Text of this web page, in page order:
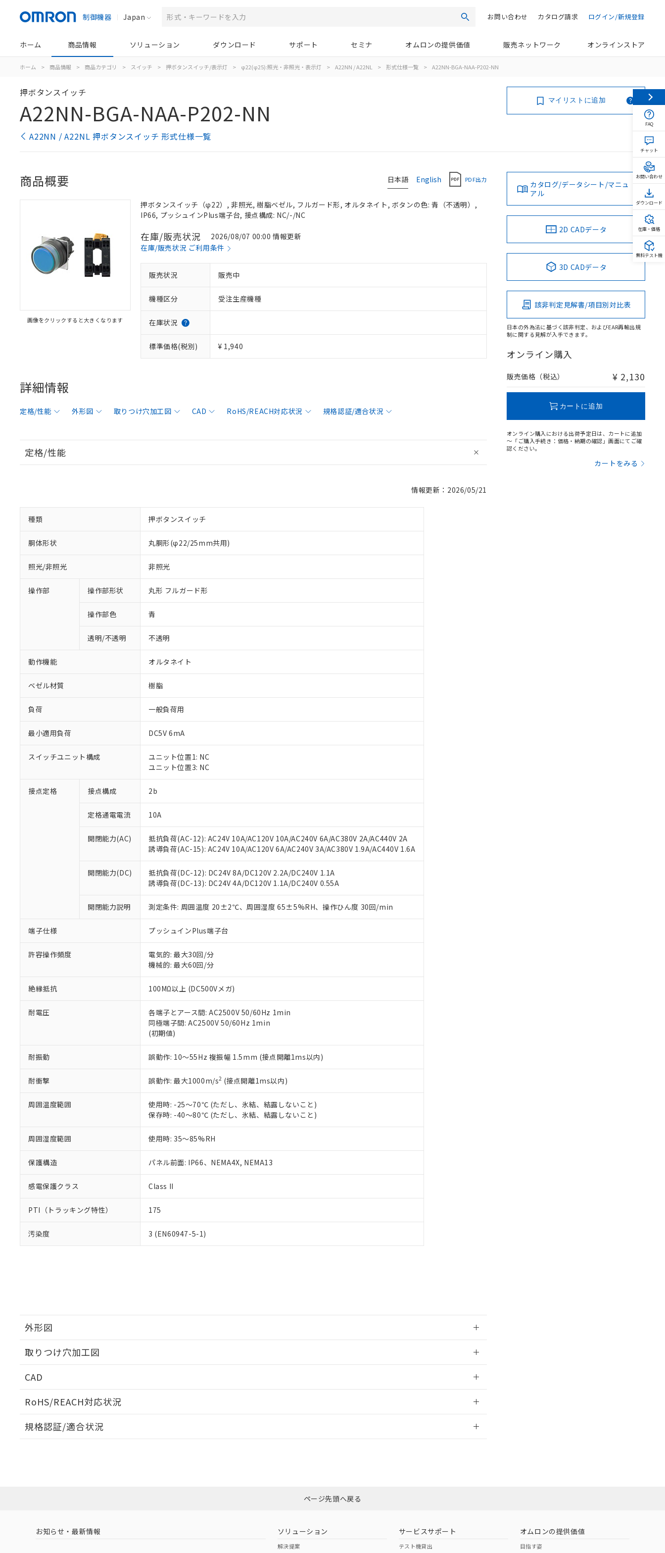
制御機器 Japan 検索 ログイン/新規登録
カタログ請求
お問い合わせ
ホーム 商品情報 ソリューション ダウンロード サポート セミナ オムロンの提供価値 販売ネットワーク オンラインストア
ホーム > 商品情報 > 商品カテゴリ > スイッチ > 押ボタンスイッチ/表示灯 > φ22(φ25):照光・非照光・表示灯 > A22NN / A22NL > 形式仕様一覧 > A22NN-BGA-NAA-P202-NN
押ボタンスイッチ
A22NN-BGA-NAA-P202-NN
A22NN / A22NL 押ボタンスイッチ 形式仕様一覧
マイリストに追加
日本語 English PDF出力
商品概要
画像をクリックすると大きくなります
押ボタンスイッチ（φ22）, 非照光, 樹脂ベゼル, フルガード形, オルタネイト, ボタンの色: 青（不透明）,
IP66, プッシュインPlus端子台, 接点構成: NC/-/NC
在庫/販売状況
2026/08/07 00:00 情報更新
在庫/販売状況 ご利用条件
販売状況 販売中
機種区分 受注生産機種
在庫状況
標準価格(税別) ¥ 1,940
詳細情報
定格/性能 外形図 取りつけ穴加工図 CAD RoHS/REACH対応状況 規格認証/適合状況
定格/性能
情報更新：2026/05/21
種類 押ボタンスイッチ
胴体形状 丸胴形(φ22/25mm共用)
照光/非照光 非照光
操作部 操作部形状 丸形 フルガード形
操作部色 青
透明/不透明 不透明
動作機能 オルタネイト
ベゼル材質 樹脂
負荷 一般負荷用
最小適用負荷 DC5V 6mA
スイッチユニット構成
ユニット位置1: NC
ユニット位置3: NC
接点定格 接点構成 2b
定格通電電流 10A
開閉能力(AC)
抵抗負荷(AC-12): AC24V 10A/AC120V 10A/AC240V 6A/AC380V 2A/AC440V 2A
誘導負荷(AC-15): AC24V 10A/AC120V 6A/AC240V 3A/AC380V 1.9A/AC440V 1.6A
開閉能力(DC)
抵抗負荷(DC-12): DC24V 8A/DC120V 2.2A/DC240V 1.1A
誘導負荷(DC-13): DC24V 4A/DC120V 1.1A/DC240V 0.55A
開閉能力説明 測定条件: 周囲温度 20±2℃、周囲湿度 65±5%RH、操作ひん度 30回/min
端子仕様 プッシュインPlus端子台
許容操作頻度
電気的: 最大30回/分
機械的: 最大60回/分
絶縁抵抗 100MΩ以上 (DC500Vメガ)
耐電圧
各端子とアース間: AC2500V 50/60Hz 1min
同極端子間: AC2500V 50/60Hz 1min
(初期値)
耐振動 誤動作: 10～55Hz 複振幅 1.5mm (接点開離1ms以内)
耐衝撃 誤動作: 最大1000m/s2 (接点開離1ms以内)
周囲温度範囲
使用時: -25～70℃ (ただし、氷結、結露しないこと)
保存時: -40～80℃ (ただし、氷結、結露しないこと)
周囲湿度範囲 使用時: 35～85%RH
保護構造 パネル前面: IP66、NEMA4X, NEMA13
感電保護クラス Class II
PTI（トラッキング特性） 175
汚染度 3 (EN60947-5-1)
外形図
取りつけ穴加工図
CAD
RoHS/REACH対応状況
EU RoHS 注意事項・凡例
ダウンロードはこちら
中国 RoHS 注意事項・凡例
規格認証/適合状況
カタログ/データシート/マニュ
アル
2D CADデータ
3D CADデータ
該非判定見解書/項目別対比表
日本の外為法に基づく該非判定、およびEAR再輸出規
制に関する見解が入手できます。
オンライン購入
販売価格（税込） ¥ 2,130
カートに追加
オンライン購入における出荷予定日は、カートに追加
～「ご購入手続き：価格・納期の確認」画面にてご確
認ください。
カートをみる
本サービスは、当社制御機器事業取扱商品の当社在庫状況および標準価格(税抜)を提供させていただ
くものです。
当社制御機器事業取扱商品の中には、本サービスの対象外となる商品もあることをご了承ください。
在庫状況および標準価格照会結果は、記載している更新日時点での社内データに基づき作成されるも
のであり、閲覧された時点での実際の在庫および標準価格とは異なる場合があることをご了承くださ
い。
正式な納期状況および標準価格はお客様のお取引先、またはお客様担当のオムロン制御機器販売店・
在庫状況および標準価格結果を当社の事前の承諾なく第三者に漏洩または開示しないようお願いしま
す。
マイパーツ機能（部品リスト作成サービス）をご利用いただくには、I-Webメンバーズにご登録され
ている必要があります。
お客様が当ウェブサイト上で当社にご登録された部品リストについて、当社および当社の共同利用者
が、当社の製品・サービスに関するお客様との取引・商談に必要な範囲で利用することをご了承くだ
※当社の共同利用者とは、 "個人情報の共同利用に関して"
いる法人を指します。
※1 対応状況
対応済み：EU RoHS指令（10物質）の非含有に対応した製品が提供可能な商品です。
対応予定：EU RoHS指令（10物質）の非含有に対応した製品に切り替える予定のある商品です。
対応予定なし：EU RoHS指令（10物質）の非含有に非対応の商品で、対応品を出す予定はありません。
仕入先様の事情により、非含有部品としていたものが、含有品と判明した場合などやむを得ず変更すること
があります。
*EU RoHS指令（10物質）：
鉛(Pb) 1000ppm以下、 水銀(Hg) 1000ppm以下、 カドミウム(Cd) 100ppm以下、
六価クロム(Cr(Ⅵ)) 1000ppm以下、ポリ臭化ビフェニル類(PBB) 1000ppm以下、ポリ臭化ジフェニルエーテル類(PBDE) 1000ppm以下、
フタル酸ビス(2-エチルヘキシル) (DEHP)(別名：DOP) 1000ppm以下、フタル酸ブチルベンジル（BBP） 1000ppm以下、フタル酸ジブチ
ル（DBP） 1000ppm以下、フタル酸ジイソブチル (DIBP) 1000ppm以下
但し、RoHS指令で産業用監視および制御機器に対する適用除外項目は除く。
フタル酸エステル類の４物質については閾値を超える意図的な使用がないことを確認しています。
部品在庫の切り替え状況などにより、予定月が前後することがあります。
※3 非含有証明書ダウンロード
下記の非含有証明書をダウンロードすることができます。
EU RoHS指令（10物質）の非含有証明書
51物質の非含有証明書（当社基準）
※本証明書は発行日時点で非含有を証明するもので、過去に遡って非含有を証明するものではありません。
混在することから備考欄に対応日を記載しておりました。
既に当社にて対応品への在庫切替を完了していることから、特段のことがない限り、2022年1月12日よ
り割愛しております。
※1 中国RoHS○×表
「○」：最大均質材料含有率が中国RoHSの基準値以下であることを示します。
「×」：最大均質材料含有率が中国RoHSの基準値を超えていることを示します。
「－」：未確認です。当社販売部門へお問い合わせください。
*中国RoHS10物質の基準値 (GB/T26572)：
Pb(鉛) :1000ppm、 Hg(水銀) : 1000ppm、 Cd(カドミウム) : 100ppm、
Cr(Ⅵ)(六価クロム) : 1000ppm、 PBBs(ポリ臭化ビフェニル類) : 1000ppm、 PBDEs(ポリ臭化ジフェニルエーテル類) : 1000ppm、
※2 環境保護使用期限
「10」：通常の使用状況下において有害物質が外部に漏えいし、環境に深刻な影響を及ぼさない年数を意
味します。
「－」：未確認です。当社販売部門へお問い合わせください。
当社は、これら貴社製品のうち、外国為替および外国貿易法に定める商品（以下｢規制貨物等」とい
う）を輸出または国外への提供する場合は、日本国政府の輸出許可(または役務取引許可)を取得する
などの必要な手続きをとります。
当社は規制貨物を破棄する場合は、完全に破砕するなど、違法に輸出されないよう必要な手段を講じ
ます。
当社は貴社製品を、核兵器、ミサイル、化学兵器、生物兵器またはその他武器並びにこれらの製造装
置等に一切使用いたしません。
また当社は、販売先および販売に係わる関係者が違法に輸出するおそれがある場合は、取り引きをい
たしません。
説明
一定数以上の在庫あり
受注生産機種、また在庫状況の情報を公開していない機種
ページ先頭へ戻る
お知らせ・最新情報 ソリューション
解決提案
サービスサポート
テスト機貸出
オムロンの提供価値
目指す姿
FAQ
チャット
お問い合わせ
ダウンロード
在庫・価格
無料テスト機